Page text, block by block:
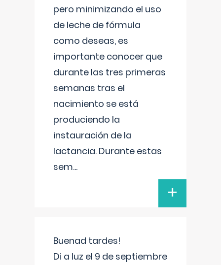
pero minimizando el uso
de leche de fórmula
como deseas, es
importante conocer que
durante las tres primeras
semanas tras el
nacimiento se está
produciendo la
instauración de la
lactancia. Durante estas
sem...
+
Buenad tardes!
Di a luz el 9 de septiembre